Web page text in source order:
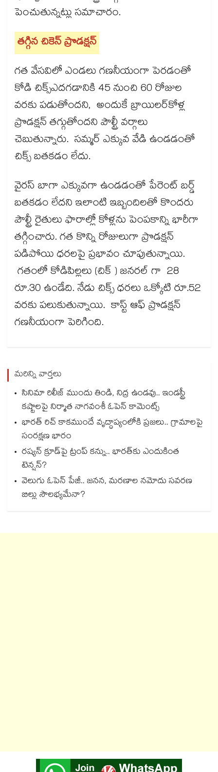
పెంచుతున్నట్లు సమాచారం.
తగ్గిన చికెన్‌‌ ప్రొడక్షన్‌‌
గత వేసవిలో ఎండలు గణనీయంగా పెరడంతో
కోడి చిక్స్‌‌ఎదగడానికి 45 నుంచి 60 రోజుల
వరకు పడుతోందని, అందుకే బ్రాయిలర్‌‌కోళ్ల
ప్రొడక్షన్‌‌ తగ్గుతోందని పౌల్ట్రీ వర్గాలు
చెబుతున్నారు. సమ్మర్​ ఎక్కువ వేడి ఉండడంతో
చిక్స్​ బతకడం లేదు.
వైరస్​ బాగా ఎక్కువగా ఉండడంతో పేరెంట్​ బర్డ్​
బతకడం లేదని ఇలాంటి ఇబ్బందిలతో కొందరు
పౌల్ట్రీ రైతులు ఫారాల్లో కోళ్లను పెంపకాన్ని భారీగా
తగ్గించారు. గత కొన్ని రోజులుగా ప్రొడక్షన్‌‌
పడిపోయి ధరలపై ప్రభావం చూపుతున్నాయి.
గతంలో కోడిపిల్లలు (చిక్​ ) జనరల్ గా 28
రూ.30 ఉండేది. నేడు చిక్స్​ ధరలు ఒక్కోటి రూ.52
వరకు పలుకుతున్నాయి. కాస్ట్​ ఆఫ్​ ప్రొడక్షన్​
గణనీయంగా పెరిగింది.
మరిన్ని వార్తలు
సినిమా రిలీజ్ ముందు తిండి, నిద్ర ఉండవు.. ఇండస్ట్రీ
కష్టాలపై నిర్మాత నాగవంశీ ఓపెన్ కామెంట్స్
భారత్ రిచ్ కాకముందే వృద్ధాప్యంలోకి ప్రజలు.. గ్రామాలపై
సంరక్షణ భారం
రష్యన్ క్రూడ్‌పై ట్రంప్ కన్ను.. భారత్‌కు ఎందుకింత
టెన్షన్?
వెలుగు ఓపెన్ పేజీ.. జనన, మరణాల నమోదు సవరణ
బిల్లు సౌలభ్యమేనా?